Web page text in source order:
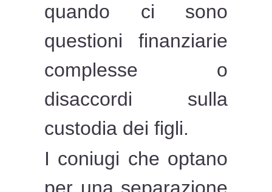
quando ci sono
questioni finanziarie
complesse o
disaccordi sulla
custodia dei figli.
I coniugi che optano